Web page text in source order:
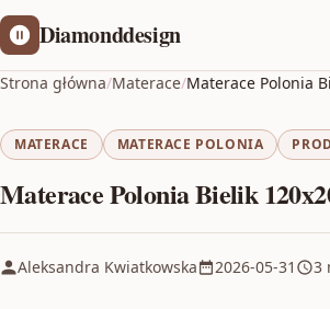
Diamonddesign
Strona główna/Materace/Materace Polonia
MATERACE MATERACE POLONIA
Materace Polonia Bielik
Aleksandra Kwiatkowska 2026-05-31 3